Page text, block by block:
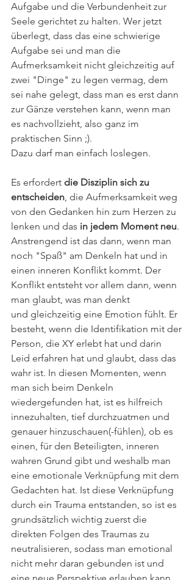
Aufgabe und die Verbundenheit zur
Seele gerichtet zu halten. Wer jetzt
überlegt, dass das eine schwierige
Aufgabe sei und man die
Aufmerksamkeit nicht gleichzeitig auf
zwei "Dinge" zu legen vermag, dem
sei nahe gelegt, dass man es erst dann
zur Gänze verstehen kann, wenn man
es nachvollzieht, also ganz im
praktischen Sinn ;).
Dazu darf man einfach loslegen.
Es erfordert die Disziplin sich zu
entscheiden, die Aufmerksamkeit weg
von den Gedanken hin zum Herzen zu
lenken und das in jedem Moment neu.
Anstrengend ist das dann, wenn man
noch "Spaß" am Denkeln hat und in
einen inneren Konflikt kommt. Der
Konflikt entsteht vor allem dann, wenn
man glaubt, was man denkt
und gleichzeitig eine Emotion fühlt. Er
besteht, wenn die Identifikation mit der
Person, die XY erlebt hat und darin
Leid erfahren hat und glaubt, dass das
wahr ist. In diesen Momenten, wenn
man sich beim Denkeln
wiedergefunden hat, ist es hilfreich
innezuhalten, tief durchzuatmen und
genauer hinzuschauen(-fühlen), ob es
einen, für den Beteiligten, inneren
wahren Grund gibt und weshalb man
eine emotionale Verknüpfung mit dem
Gedachten hat. Ist diese Verknüpfung
durch ein Trauma entstanden, so ist es
grundsätzlich wichtig zuerst die
direkten Folgen des Traumas zu
neutralisieren, sodass man emotional
nicht mehr daran gebunden ist und